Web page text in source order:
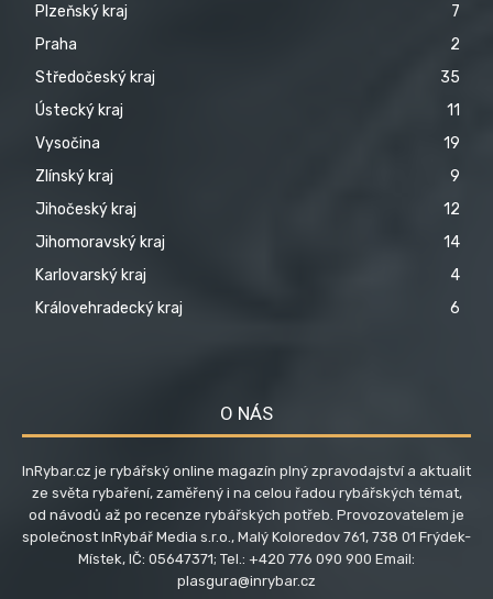
Plzeňský kraj
7
Praha
2
Středočeský kraj
35
Ústecký kraj
11
Vysočina
19
Zlínský kraj
9
Jihočeský kraj
12
Jihomoravský kraj
14
Karlovarský kraj
4
Královehradecký kraj
6
O NÁS
InRybar.cz je rybářský online magazín plný zpravodajství a aktualit
ze světa rybaření, zaměřený i na celou řadou rybářských témat,
od návodů až po recenze rybářských potřeb. Provozovatelem je
společnost InRybář Media s.r.o., Malý Koloredov 761, 738 01 Frýdek-
Místek, IČ: 05647371; Tel.: +420 776 090 900 Email:
plasgura@inrybar.cz